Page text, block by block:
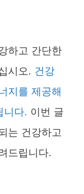
하고 간단한
시오. 건강
지를 제공해
니다. 이번 글
는 건강하고
드립니다.